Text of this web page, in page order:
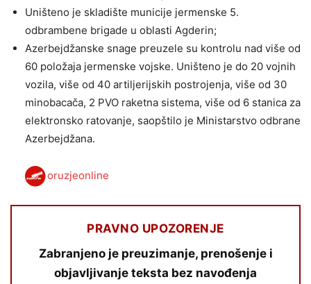
Uništeno je skladište municije jermenske 5.
odbrambene brigade u oblasti Agderin;
Azerbejdžanske snage preuzele su kontrolu nad više od
60 položaja jermenske vojske. Uništeno je do 20 vojnih
vozila, više od 40 artiljerijskih postrojenja, više od 30
minobacača, 2 PVO raketna sistema, više od 6 stanica za
elektronsko ratovanje, saopštilo je Ministarstvo odbrane
Azerbejdžana.
oruzjeonline
PRAVNO UPOZORENJE
Zabranjeno je preuzimanje, prenošenje i
objavljivanje teksta bez navođenja